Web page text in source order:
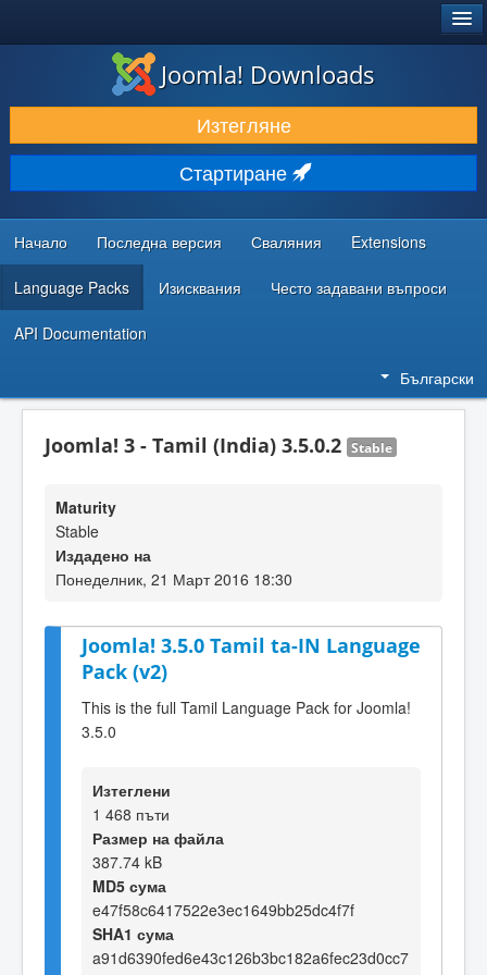
ИЗТЕГЛЯНЕ & РАЗШИРЯВАНЕ
ОТКРИВАЙТЕ & УЧЕТЕ
ОБЩНОСТ & ПОДДРЪЖКА
РЕСУРСИ ЗА РАЗРАБОТКА
Joomla! Downloads
Изтегляне
Стартиране
Начало Последна версия Сваляния Extensions
Language Packs Изисквания Често задавани въпроси
API Documentation
Български
Joomla! 3 - Tamil (India) 3.5.0.2 Stable
Maturity
Stable
Издадено на
Понеделник, 21 Март 2016 18:30
Joomla! 3.5.0 Tamil ta-IN Language
Pack (v2)
This is the full Tamil Language Pack for Joomla!
3.5.0
Изтеглени
1 468 пъти
Размер на файла
387.74 kB
MD5 сума
e47f58c6417522e3ec1649bb25dc4f7f
SHA1 сума
a91d6390fed6e43c126b3bc182a6fec23d0cc7